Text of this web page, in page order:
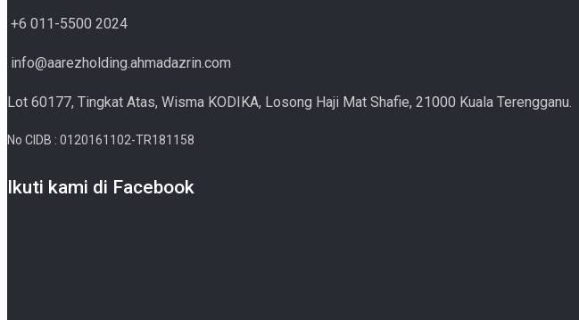
+6 011-5500 2024
info@aarezholding.ahmadazrin.com
Lot 60177, Tingkat Atas, Wisma KODIKA, Losong Haji Mat Shafie, 21000 Kuala Terengganu.
No CIDB : 0120161102-TR181158
Ikuti kami di Facebook